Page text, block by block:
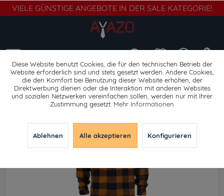
VIELE GÜNSTIGE ANGEBOTE IN DER SALE KATEGORIE!
Freizeit
Diese Website benutzt Cookies, die für den technischen Betrieb der
Website erforderlich sind und stets gesetzt werden. Andere Cookies,
die den Komfort bei Benutzung dieser Website erhöhen, der
Direktwerbung dienen oder die Interaktion mit anderen Websites
und sozialen Netzwerken vereinfachen sollen, werden nur mit Ihrer
Zustimmung gesetzt. Mehr Informationen
Ablehnen Alle akzeptieren Konfigurieren